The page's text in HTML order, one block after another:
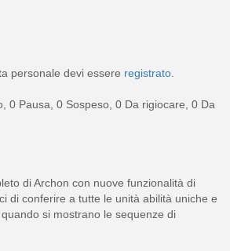
personale devi essere registrato.
0 Pausa, 0 Sospeso, 0 Da rigiocare, 0 Da
di Archon con nuove funzionalità di
di conferire a tutte le unità abilità uniche e
si mostrano le sequenze di